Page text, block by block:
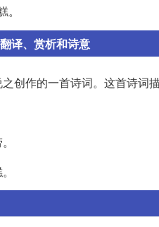
译、赏析和诗意
之创作的一首诗词。这首诗